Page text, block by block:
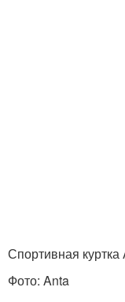
Спортивная
Фото: Anta